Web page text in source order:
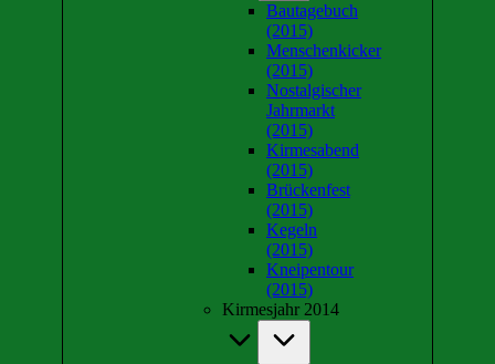
Bautagebuch
(2015)
Menschenkicker
(2015)
Nostalgischer
Jahrmarkt
(2015)
Kirmesabend
(2015)
Brückenfest
(2015)
Kegeln
(2015)
Kneipentour
(2015)
Kirmesjahr 2014